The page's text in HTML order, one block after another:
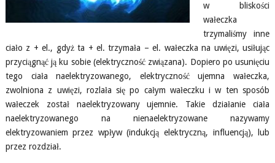
w bliskości
wałeczka
trzymaliśmy inne
ciało z + el., gdyż ta + el. trzymała – el. wałeczka na uwięzi, usiłując
przyciągnąć ją ku sobie (elektryczność związana). Dopiero po usunięciu
tego ciała naelektryzowanego, elektryczność ujemna wałeczka,
zwolniona z uwięzi, rozlała się po całym wałeczku i w ten sposób
wałeczek został naelektryzowany ujemnie. Takie działanie ciała
naelektryzowanego na nienaelektryzowane nazywamy
elektryzowaniem przez wpływ (indukcją elektryczną, influencją), lub
przez rozdział.